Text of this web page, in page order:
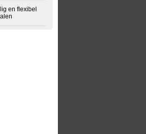
en flexibel